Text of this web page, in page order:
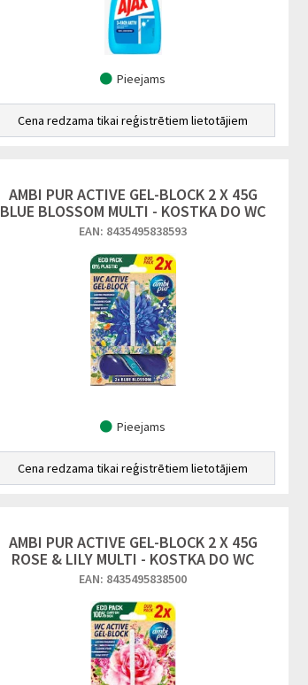
Pieejams
Cena redzama tikai reģistrētiem lietotājiem
AMBI PUR ACTIVE GEL-BLOCK 2 X 45G
BLUE BLOSSOM MULTI - KOSTKA DO WC
EAN: 8435495838593
Pieejams
Cena redzama tikai reģistrētiem lietotājiem
AMBI PUR ACTIVE GEL-BLOCK 2 X 45G
ROSE & LILY MULTI - KOSTKA DO WC
EAN: 8435495838500